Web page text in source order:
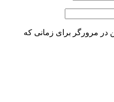
در مرورگر برای زمانی که